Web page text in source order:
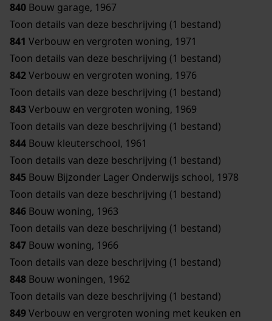
840 Bouw garage, 1967
Toon details van deze beschrijving (1 bestand)
841 Verbouw en vergroten woning, 1971
Toon details van deze beschrijving (1 bestand)
842Verbouw en vergroten woning, 1976
Toon details van deze beschrijving (1 bestand)
843Verbouw en vergroten woning, 1969
Toon details van deze beschrijving (1 bestand)
844 Bouw kleuterschool, 1961
Toon details van deze beschrijving (1 bestand)
845 Bouw Bijzonder Lager Onderwijs school, 1978
Toon details van deze beschrijving (1 bestand)
846 Bouw woning, 1963
Toon details van deze beschrijving (1 bestand)
847 Bouw woning, 1966
Toon details van deze beschrijving (1 bestand)
848 Bouw woningen, 1962
Toon details van deze beschrijving (1 bestand)
849Verbouw en vergroten woning met keuken en